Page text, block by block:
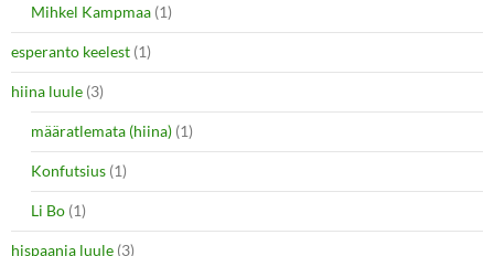
Mihkel Kampmaa (1)
esperanto keelest (1)
hiina luule (3)
määratlemata (hiina) (1)
Konfutsius (1)
Li Bo (1)
hispaania luule (3)